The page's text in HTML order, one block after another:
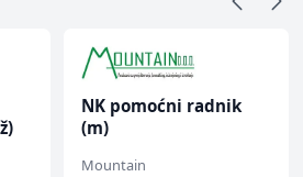
NK pomoćni radnik
(m)
Mountain